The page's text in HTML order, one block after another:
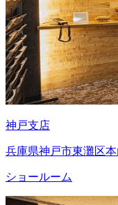
神戸支店
兵庫県神戸市東灘区
ショールーム